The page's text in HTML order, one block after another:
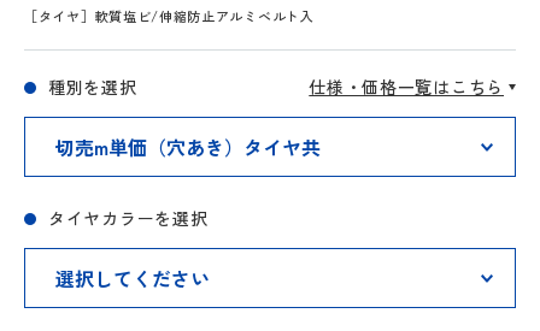
［タイヤ］軟質塩ビ/伸縮防止アルミベルト入
仕様・価格一覧はこちら
種別を選択
タイヤカラーを選択